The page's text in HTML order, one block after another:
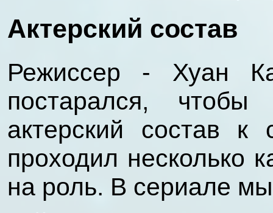
Актерский состав
Режиссер - Хуан
постарался,
актерский состав к
проходил несколько
на роль. В сериале